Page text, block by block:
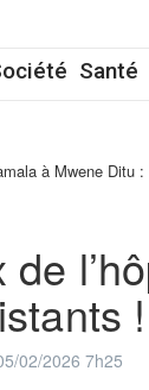
Santé
à Mwene
!
02/2026 7h25